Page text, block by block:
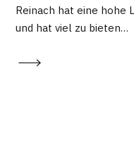
Reinach hat eine hohe
und hat viel zu bieten…